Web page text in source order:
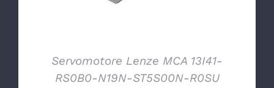
Servomotore Lenze MCA 13I41-
RS0B0-N19N-ST5S00N-R0SU